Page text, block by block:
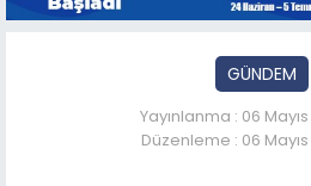
GÜNDEM
Yayınlanma : 06
Düzenleme : 06